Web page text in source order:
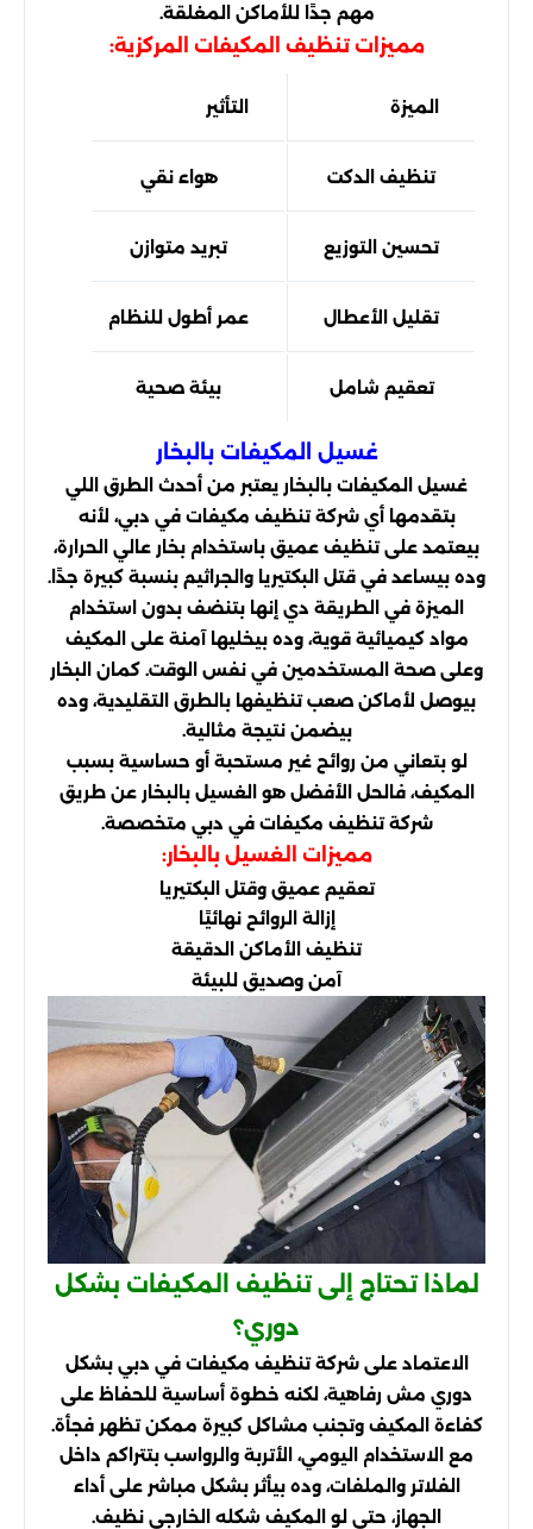
مهم جدًا للأماكن المغلقة.
مميزات تنظيف المكيفات المركزية:
الميزة التأثير
تنظيف الدكت هواء نقي
تحسين التوزيع تبريد متوازن
تقليل الأعطال عمر أطول للنظام
تعقيم شامل بيئة صحية
غسيل المكيفات بالبخار
غسيل المكيفات بالبخار يعتبر من أحدث الطرق اللي
بتقدمها أي شركة تنظيف مكيفات في دبي، لأنه
بيعتمد على تنظيف عميق باستخدام بخار عالي الحرارة،
وده بيساعد في قتل البكتيريا والجراثيم بنسبة كبيرة جدًا.
الميزة في الطريقة دي إنها بتنضف بدون استخدام
مواد كيميائية قوية، وده بيخليها آمنة على المكيف
وعلى صحة المستخدمين في نفس الوقت. كمان البخار
بيوصل لأماكن صعب تنظيفها بالطرق التقليدية، وده
بيضمن نتيجة مثالية.
لو بتعاني من روائح غير مستحبة أو حساسية بسبب
المكيف، فالحل الأفضل هو الغسيل بالبخار عن طريق
شركة تنظيف مكيفات في دبي متخصصة.
مميزات الغسيل بالبخار:
تعقيم عميق وقتل البكتيريا
إزالة الروائح نهائيًا
تنظيف الأماكن الدقيقة
آمن وصديق للبيئة
لماذا تحتاج إلى تنظيف المكيفات بشكل
دوري؟
الاعتماد على شركة تنظيف مكيفات في دبي بشكل
دوري مش رفاهية، لكنه خطوة أساسية للحفاظ على
كفاءة المكيف وتجنب مشاكل كبيرة ممكن تظهر فجأة.
مع الاستخدام اليومي، الأتربة والرواسب بتتراكم داخل
الفلاتر والملفات، وده بيأثر بشكل مباشر على أداء
الجهاز، حتى لو المكيف شكله الخارجي نظيف.